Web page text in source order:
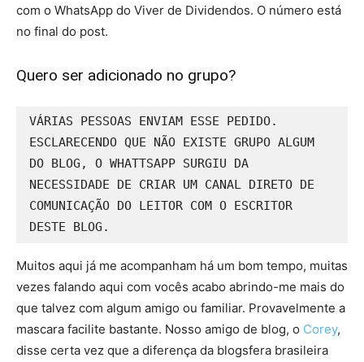
com o WhatsApp do Viver de Dividendos. O número está
no final do post.
Quero ser adicionado no grupo?
VÁRIAS PESSOAS ENVIAM ESSE PEDIDO.
ESCLARECENDO QUE NÃO EXISTE GRUPO ALGUM
DO BLOG, O WHATTSAPP SURGIU DA
NECESSIDADE DE CRIAR UM CANAL DIRETO DE
COMUNICAÇÃO DO LEITOR COM O ESCRITOR
DESTE BLOG.
Muitos aqui já me acompanham há um bom tempo, muitas
vezes falando aqui com vocês acabo abrindo-me mais do
que talvez com algum amigo ou familiar. Provavelmente a
mascara facilite bastante. Nosso amigo de blog, o Corey,
disse certa vez que a diferença da blogsfera brasileira